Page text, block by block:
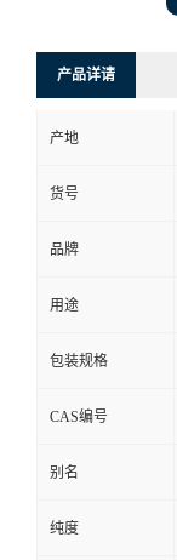
产品详请
产地
货号
品牌
用途
包装规格
CAS编号
别名
纯度